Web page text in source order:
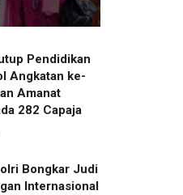
Pendidikan
Angkatan ke-
Amanat
282 Capaja
Bongkar Judi
Internasional